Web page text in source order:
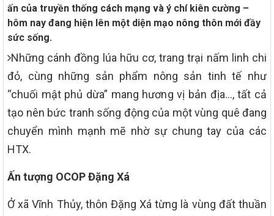
ấn của truyền thống cách mạng và ý chí kiên cường –
hôm nay đang hiện lên một diện mạo nông thôn mới đầy
sức sống.
Những cánh đồng lúa hữu cơ, trang trại nấm linh chi
đỏ, cùng những sản phẩm nông sản tinh tế như
“chuối mật phủ dừa” mang hương vị bản địa…, tất cả
tạo nên bức tranh sống động của một vùng quê đang
chuyển mình mạnh mẽ nhờ sự chung tay của các
HTX.
Ấn tượng OCOP Đặng Xá
Ở xã Vĩnh Thủy, thôn Đặng Xá từng là vùng đất thuần